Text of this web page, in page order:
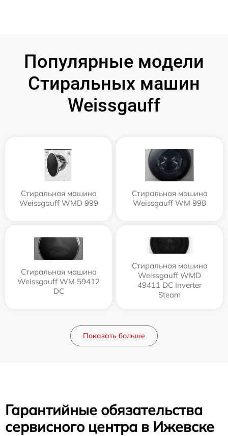
Популярные модели
Стиральных машин
Weissgauff
Стиральная машина
Weissgauff WMD 999
Стиральная машина
Weissgauff WM 998
Стиральная машина
Weissgauff WM 59412
DC
Стиральная машина
Weissgauff WMD
49411 DC Inverter
Steam
Показать больше
Гарантийные обязательства
сервисного центра в Ижевске